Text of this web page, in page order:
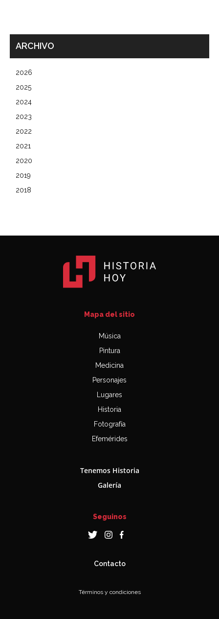
ARCHIVO
2026
2025
2024
2023
2022
2021
2020
2019
2018
Mapa del sitio
Música
Pintura
Medicina
Personajes
Lugares
Historia
Fotografía
Efemérides
Tenemos Historia
Galería
Seguinos
Contacto
Términos y condiciones